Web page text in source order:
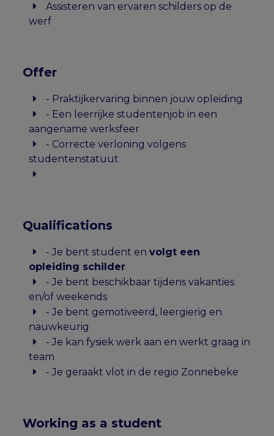
Assisteren van ervaren schilders op de
werf
Offer
- Praktijkervaring binnen jouw opleiding
- Een leerrijke studentenjob in een
aangename werksfeer
- Correcte verloning volgens
studentenstatuut
Qualifications
- Je bent student envolgt een
opleiding schilder
- Je bent beschikbaar tijdens vakanties
en/of weekends
- Je bent gemotiveerd, leergierig en
nauwkeurig
- Je kan fysiek werk aan en werkt graag in
team
- Je geraakt vlot in de regio Zonnebeke
Working as a student